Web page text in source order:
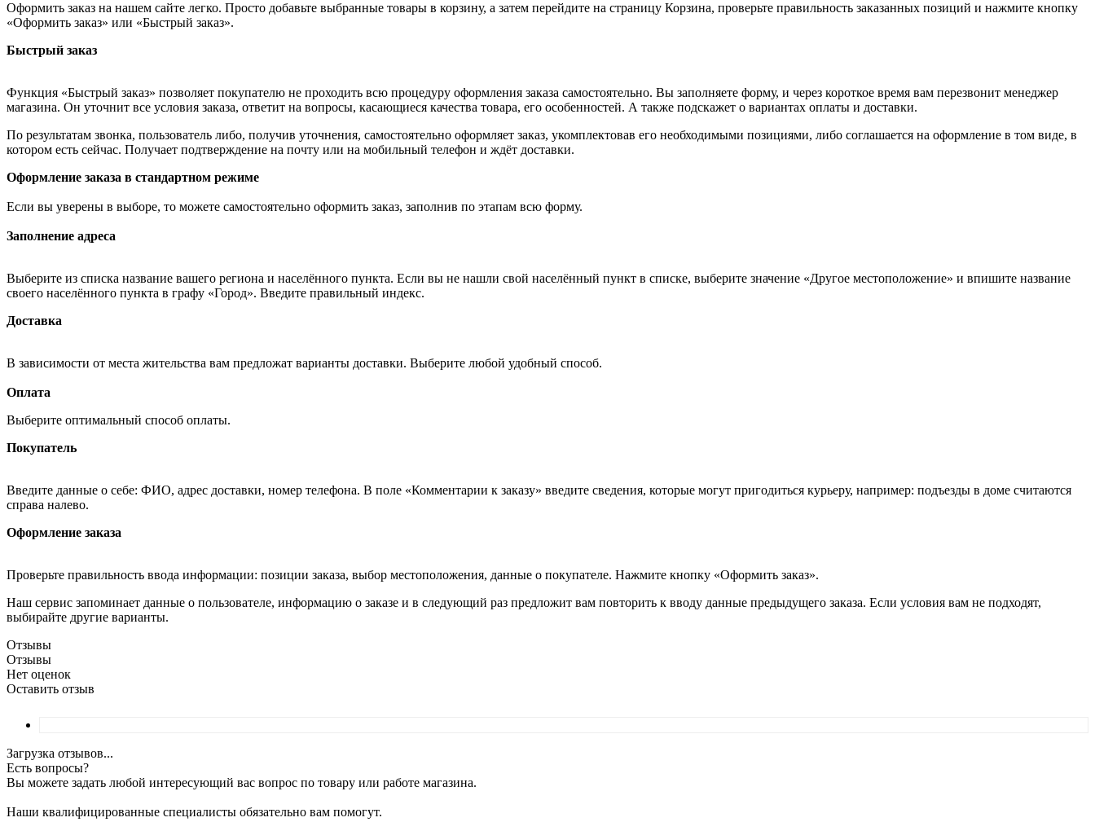
Оформить заказ на нашем сайте легко. Просто добавьте выбранные товары в корзину, а затем перейдите на страницу Корзина, проверьте правильность заказанных позиций и нажмите кнопку
«Оформить заказ» или «Быстрый заказ».
Быстрый заказ
Функция «Быстрый заказ» позволяет покупателю не проходить всю процедуру оформления заказа самостоятельно. Вы заполняете форму, и через короткое время вам перезвонит менеджер
магазина. Он уточнит все условия заказа, ответит на вопросы, касающиеся качества товара, его особенностей. А также подскажет о вариантах оплаты и доставки.
По результатам звонка, пользователь либо, получив уточнения, самостоятельно оформляет заказ, укомплектовав его необходимыми позициями, либо соглашается на оформление в том виде, в
котором есть сейчас. Получает подтверждение на почту или на мобильный телефон и ждёт доставки.
Оформление заказа в стандартном режиме
Если вы уверены в выборе, то можете самостоятельно оформить заказ, заполнив по этапам всю форму.
Заполнение адреса
Выберите из списка название вашего региона и населённого пункта. Если вы не нашли свой населённый пункт в списке, выберите значение «Другое местоположение» и впишите название
своего населённого пункта в графу «Город». Введите правильный индекс.
Доставка
В зависимости от места жительства вам предложат варианты доставки. Выберите любой удобный способ.
Оплата
Выберите оптимальный способ оплаты.
Покупатель
Введите данные о себе: ФИО, адрес доставки, номер телефона. В поле «Комментарии к заказу» введите сведения, которые могут пригодиться курьеру, например: подъезды в доме считаются
справа налево.
Оформление заказа
Проверьте правильность ввода информации: позиции заказа, выбор местоположения, данные о покупателе. Нажмите кнопку «Оформить заказ».
Наш сервис запоминает данные о пользователе, информацию о заказе и в следующий раз предложит вам повторить к вводу данные предыдущего заказа. Если условия вам не подходят,
выбирайте другие варианты.
Отзывы
Отзывы
Нет оценок
Оставить отзыв
Загрузка отзывов...
Есть вопросы?
Вы можете задать любой интересующий вас вопрос по товару или работе магазина.
Наши квалифицированные специалисты обязательно вам помогут.